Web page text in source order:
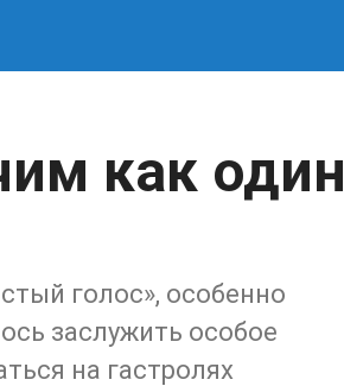
как один
голос», особенно
заслужить особое
на гастролях